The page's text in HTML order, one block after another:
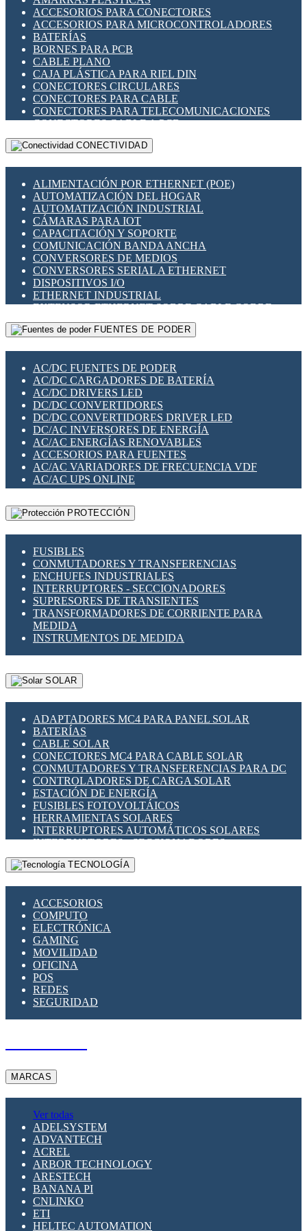
INDICADORES PARA PANEL
INTERFACES DE RELÉ
INTERRUPTORES FIN DE CARRERA
LLAVES CONMUTADORAS
MEDIDORES DE ENERGÍA Y TC'S DE CORRIENTE
MOTORES PASO A PASO
PANTALLAS HMI
PLC -CONTROLADORES LÓGICO PROGRAMABLES
PROGRAMADORES DE HORARIO
RELÉS DE PROTECCIÓN
SENSORES CAPACITIVOS
SENSORES INDUCTIVOS
TEMPORIZADORES
VARIACS
VARIADORES DE FRECUENCIA [VDF]
SECCIONADORES - INTERRUPTORES
MAQUINARIA
ACCESORIOS PARA CONECTORES
ACCESORIOS PARA MICROCONTROLADORES
BATERÍAS
BORNES PARA PCB
CABLE PLANO
CAJA PLÁSTICA PARA RIEL DIN
CONECTORES CIRCULARES
CONECTORES PARA CABLE
CONECTORES PARA TELECOMUNICACIONES
CONECTORES CABLE A PCB
CONECTORES PCB A CABLE
DIP SWITCHES
HERRAMIENTAS VARIAS
ILUMINACIÓN LED
INTERRUPTORES REED
INTERFACES DE RELÉ
OTROS RELÉS
PROTECCIÓN TÉRMICA
RELÉS AUTOMOTRICES
RELÉS DE SEÑAL
RELÉS DE ESTADO SÓLIDO SSR
RELÉS INDUSTRIALES
RELÉS MINIATURA DE POTENCIA
SENSORES MAGNÉTICOS
SWITCH Y MICROSWITCH
TARJETAS PI
UNIÓN Y DERIVACIÓN DE CABLE
CONECTIVIDAD
ALIMENTACIÓN POR ETHERNET (POE)
AUTOMATIZACIÓN DEL HOGAR
AUTOMATIZACIÓN INDUSTRIAL
CÁMARAS PARA IOT
CAPACITACIÓN Y SOPORTE
COMUNICACIÓN BANDA ANCHA
CONVERSORES DE MEDIOS
CONVERSORES SERIAL A ETHERNET
DISPOSITIVOS I/O
ETHERNET INDUSTRIAL
EXTENSOR ETHERNET SOBRE CABLE COBRE
GATEWAY LORAWAN
GESTIÓN DE REDES
PLACAS MODULARES IOT
SWITCHES Y REDES WIFI
SOLUCIONES IOT
SOLUCIONES LORAWAN
SOLUCIONES RED CELULAR
SEGURIDAD PARA REDES
SWITCHES LAN
TELEFONÍA IP (VOIP)
VIGILANCIA IP (CCTV)
MESHTASTIC
FUENTES DE PODER
AC/DC FUENTES DE PODER
AC/DC CARGADORES DE BATERÍA
AC/DC DRIVERS LED
DC/DC CONVERTIDORES
DC/DC CONVERTIDORES DRIVER LED
DC/AC INVERSORES DE ENERGÍA
AC/AC ENERGÍAS RENOVABLES
ACCESORIOS PARA FUENTES
AC/AC VARIADORES DE FRECUENCIA VDF
AC/AC UPS ONLINE
PROTECCIÓN
FUSIBLES
CONMUTADORES Y TRANSFERENCIAS
ENCHUFES INDUSTRIALES
INTERRUPTORES - SECCIONADORES
SUPRESORES DE TRANSIENTES
TRANSFORMADORES DE CORRIENTE PARA
MEDIDA
INSTRUMENTOS DE MEDIDA
SOLAR
ADAPTADORES MC4 PARA PANEL SOLAR
BATERÍAS
CABLE SOLAR
CONECTORES MC4 PARA CABLE SOLAR
CONMUTADORES Y TRANSFERENCIAS PARA DC
CONTROLADORES DE CARGA SOLAR
ESTACIÓN DE ENERGÍA
FUSIBLES FOTOVOLTÁICOS
HERRAMIENTAS SOLARES
INTERRUPTORES AUTOMÁTICOS SOLARES
INTERRUPTORES - SECCIONADORES
FOTOVOLTÁICOS
MONTAJE PANEL SOLAR
SUPRESOR DE TRANSIENTES SPDS PARA
APLICACIONES FOTOVOLTAICAS
TECNOLOGÍA
ACCESORIOS
COMPUTO
ELECTRÓNICA
GAMING
MOVILIDAD
OFICINA
POS
REDES
SEGURIDAD
MARCAS
Ver todas
ADELSYSTEM
ADVANTECH
ACREL
ARBOR TECHNOLOGY
ARESTECH
BANANA PI
CNLINKO
ETI
HELTEC AUTOMATION